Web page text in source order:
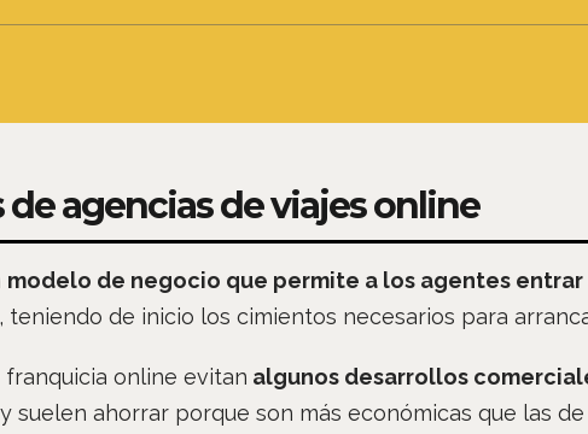
de agencias de viajes online
modelo de negocio que permite a los agentes entrar
teniendo de inicio los cimientos necesarios para
online evitan algunos desarrollos
suelen ahorrar porque son más económicas que las